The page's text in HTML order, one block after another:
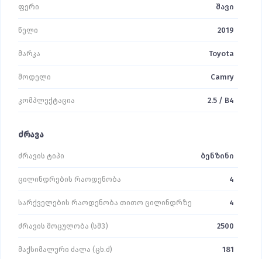
ფერი შავი
წელი 2019
მარკა Toyota
მოდელი Camry
კომპლექტაცია 2.5 / B4
ძრავა
ძრავის ტიპი ბენზინი
ცილინდრების რაოდენობა 4
სარქველების რაოდენობა თითო ცილინდრზე 4
ძრავის მოცულობა (სმ3) 2500
მაქსიმალური ძალა (ცხ.ძ) 181